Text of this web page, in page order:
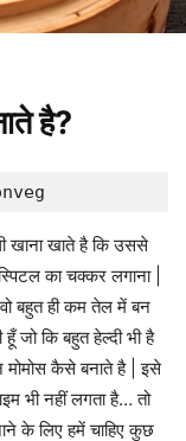
है?
खाते है कि उससे
का चक्कर लगाना |
बहुत ही कम तेल में बन
कि बहुत हेल्दी भी है
मोमोस कैसे बनाते है | इसे
भी नहीं लगता है… तो
के लिए हमें चाहिए कुछ